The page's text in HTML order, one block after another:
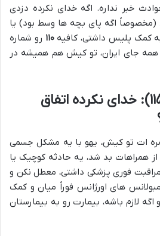
خبر نداره. اگه خدای نکرده دزدی
(مخصوصاً اگه پای بچه ها وسط بود) یا
کمک پلیس داشتی، کافیه۱۱۰ رو شماره
همه جای ایران، تو کیش هم همیشه در
اورژانس پزشکی (۱۱۵): خدای نکرده اتفاق
ات تو کیش، یهو با یه مشکل جسمی
همراهات بد شد، یه حادثه کوچیک یا
فوری پزشکی داشتی، معطل نکن و
های اورژانس فوراً میان و کمک
لازم باشه، بیمارت رو به بیمارستان